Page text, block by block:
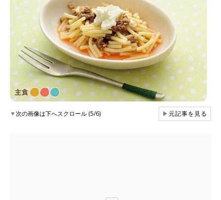
▼次の画像は下へスクロール (5/6) ▶元記事を見る